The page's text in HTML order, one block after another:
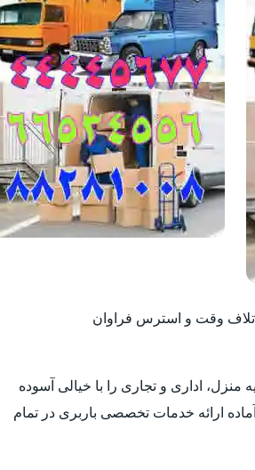
وقت و استرس فراوان
منزل، اداری و تجاری را با خیالی آسوده
ارائه خدمات تخصصی باربری در تمام